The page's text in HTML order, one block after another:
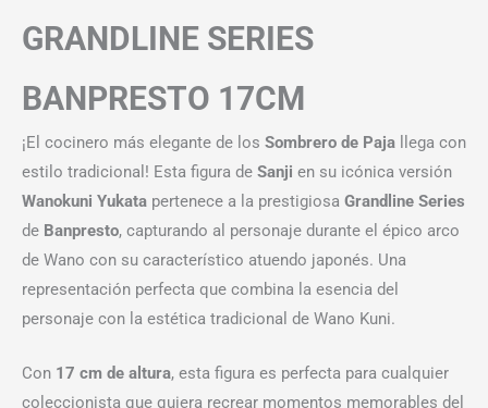
GRANDLINE SERIES
BANPRESTO 17CM
¡El cocinero más elegante de los Sombrero de Paja llega con
estilo tradicional! Esta figura de Sanji en su icónica versión
Wanokuni Yukata pertenece a la prestigiosa Grandline Series
de Banpresto, capturando al personaje durante el épico arco
de Wano con su característico atuendo japonés. Una
representación perfecta que combina la esencia del
personaje con la estética tradicional de Wano Kuni.
Con 17 cm de altura, esta figura es perfecta para cualquier
coleccionista que quiera recrear momentos memorables del